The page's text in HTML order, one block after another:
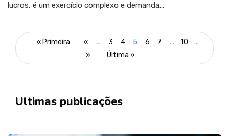
lucros, é um exercício complexo e demanda…
« Primeira « ... 3 4 5 6 7 ... 10
...
»
Última »
Ultimas publicações